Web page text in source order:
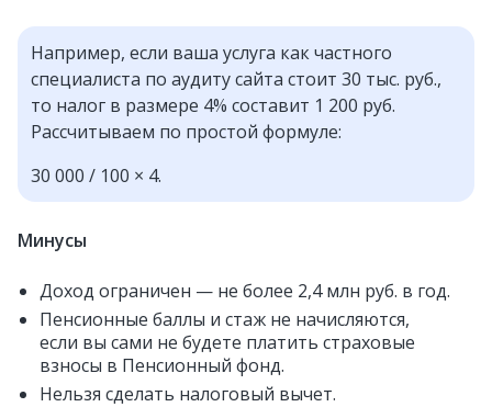
Например, если ваша услуга как частного
специалиста по аудиту сайта стоит 30 тыс. руб.,
то налог в размере 4% составит 1 200 руб.
Рассчитываем по простой формуле:
30 000 / 100 × 4.
Минусы
Доход ограничен — не более 2,4 млн руб. в год.
Пенсионные баллы и стаж не начисляются,
если вы сами не будете платить страховые
взносы в Пенсионный фонд.
Нельзя сделать налоговый вычет.